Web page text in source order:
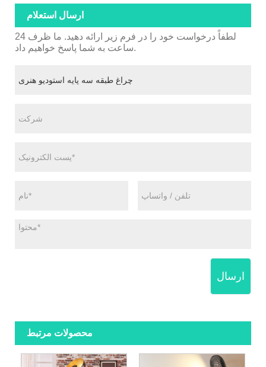
ارسال استعلام
لطفاً درخواست خود را در فرم زیر ارائه دهید. ما ظرف 24
ساعت به شما پاسخ خواهیم داد.
ارسال
محصولات مرتبط